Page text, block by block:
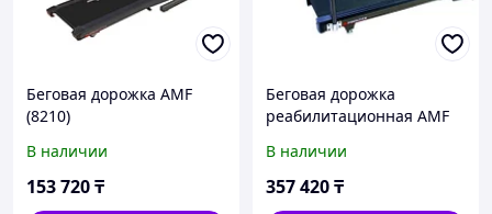
Беговая дорожка AMF
(8210)
В наличии
153 720₸
Беговая дорожка
реабилитационная AMF
В наличии
357 420₸